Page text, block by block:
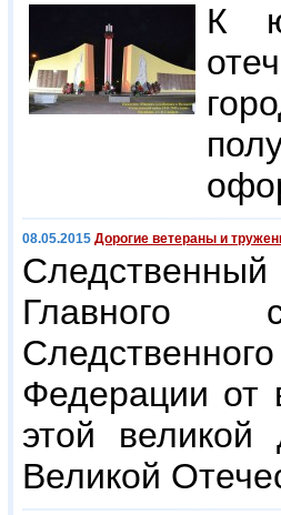
К
08.05.2015 Дорогие ветераны и
Следственный
Главного
Федерации от
этой
Великой